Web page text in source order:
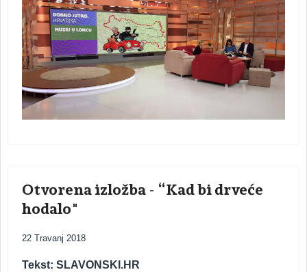
Otvorena izložba - “Kad bi drveće
hodalo"
22 Travanj 2018
Tekst: SLAVONSKI.HR